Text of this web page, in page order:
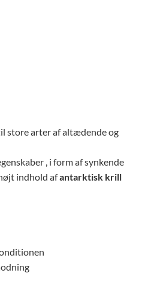
store arter af altædende og
, i form af synkende
indhold afantarktisk krill